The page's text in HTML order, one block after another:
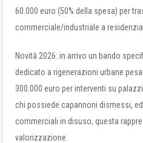
60.000 euro (50% della spesa) per
commerciale/industriale a
Novità 2026: in arrivo un bando
dedicato a rigenerazioni urbane
300.000 euro per interventi su
chi possiede capannoni dismessi,
commerciali in disuso, questa
valorizzazione.